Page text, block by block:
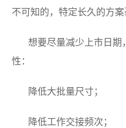
不可知的，特定长久的方案
想要尽量减少上市日期，
性：
降低大批量尺寸；
降低工作交接频次；